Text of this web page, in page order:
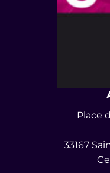
Place
33167